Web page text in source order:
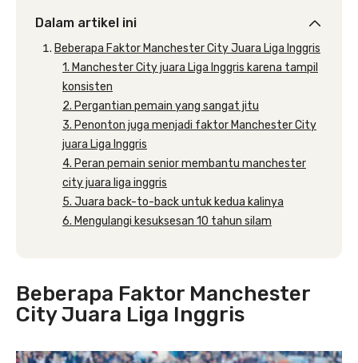
Dalam artikel ini
Beberapa Faktor Manchester City Juara Liga Inggris
1. Manchester City juara Liga Inggris karena tampil
konsisten
2. Pergantian pemain yang sangat jitu
3. Penonton juga menjadi faktor Manchester City
juara Liga Inggris
4. Peran pemain senior membantu manchester
city juara liga inggris
5. Juara back-to-back untuk kedua kalinya
6. Mengulangi kesuksesan 10 tahun silam
Beberapa Faktor Manchester
City Juara Liga Inggris